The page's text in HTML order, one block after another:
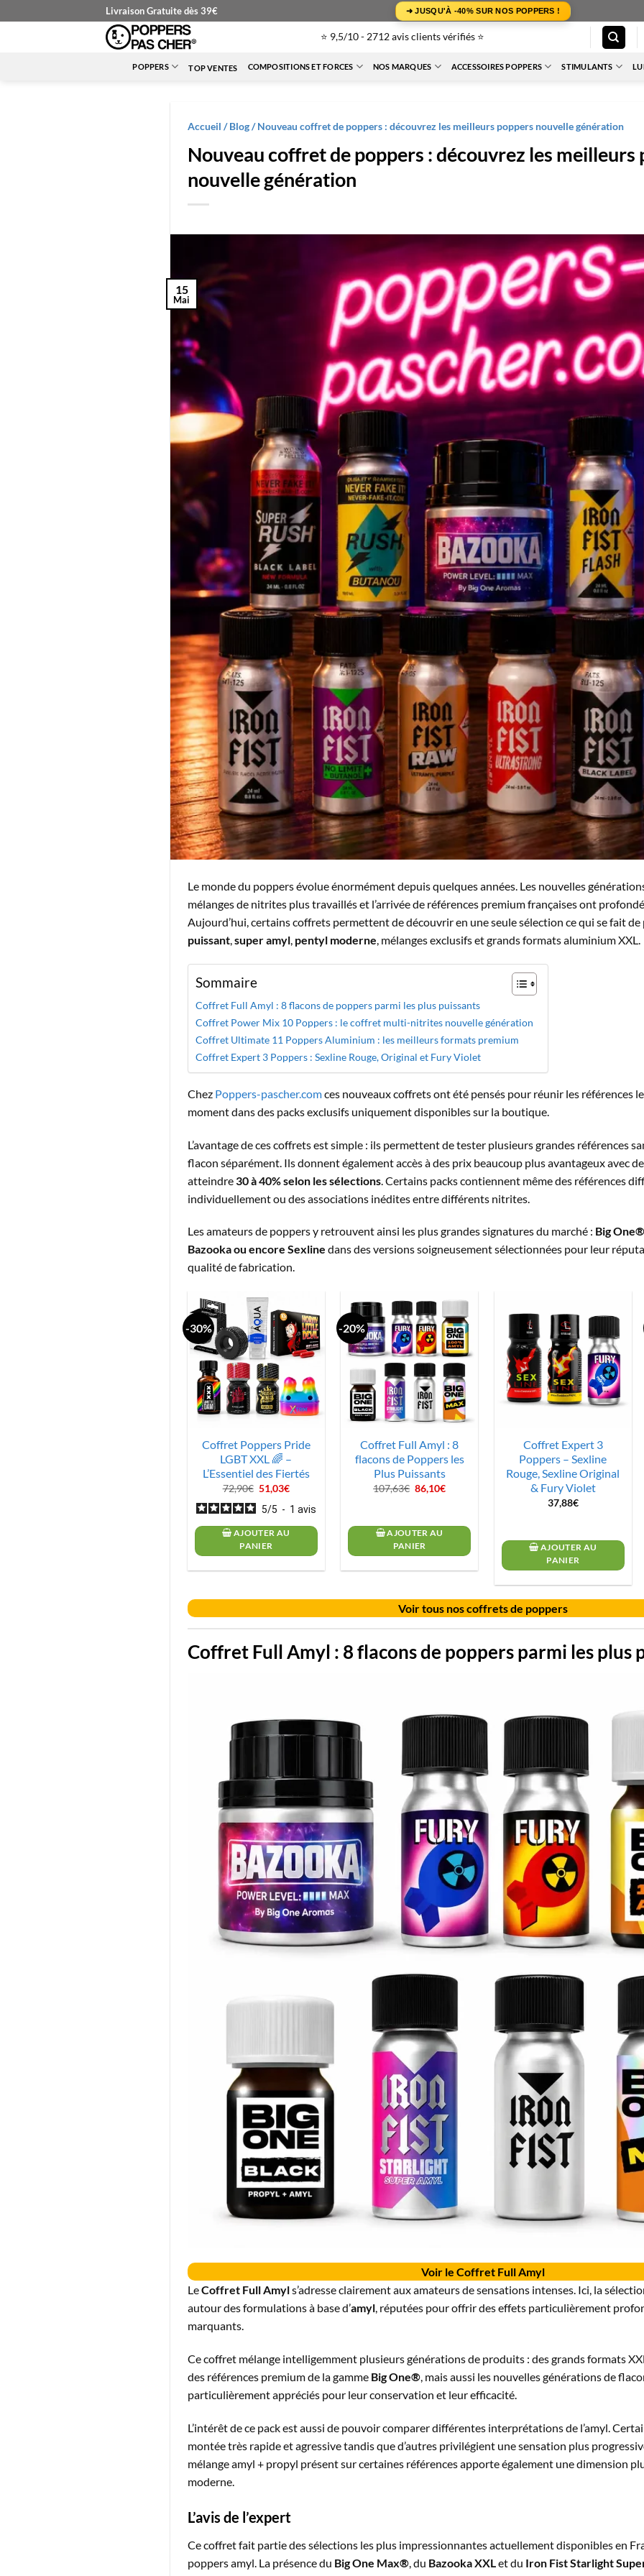
au
Livraison Gratuite dès 39€ ➜ JUSQU'À -40% SUR NOS POPPERS !
⭐ 9,5/10 - 2712 avis clients vérifiés ⭐
POPPERS TOP VENTES COMPOSITIONS ET FORCES NOS MARQUES ACCESSOIRES POPPERS STIMULANTS
Accueil /Blog/Nouveau coffret de poppers : découvrez les meilleurs poppers nouvelle génération
Nouveau coffret de poppers : découvrez les meilleurs
nouvelle génération
15
Mai
Le monde du poppers évolue énormément depuis quelques années. Les nouvelles
mélanges de nitrites plus travaillés et l’arrivée de références premium françaises ont
Aujourd’hui, certains coffrets permettent de découvrir en une seule sélection ce qui se fait de
puissant,super amyl, pentyl moderne, mélanges exclusifs et grands formats aluminium XXL.
Sommaire
Coffret Full Amyl : 8 flacons de poppers parmi les plus puissants
Coffret Power Mix 10 Poppers : le coffret multi-nitrites nouvelle génération
Coffret Ultimate 11 Poppers Aluminium : les meilleurs formats premium
Coffret Expert 3 Poppers : Sexline Rouge, Original et Fury Violet
Chez Poppers-pascher.comces nouveaux coffrets ont été pensés pour réunir les références
moment dans des packs exclusifs uniquement disponibles sur la boutique.
L’avantage de ces coffrets est simple : ils permettent de tester plusieurs grandes références
flacon séparément. Ils donnent également accès à des prix beaucoup plus avantageux avec
atteindre 30 à 40% selon les sélections . Certains packs contiennent même des références
individuellement ou des associations inédites entre différents nitrites.
Les amateurs de poppers y retrouvent ainsi les plus grandes signatures du marché : Big
Bazooka ou encore Sexline dans des versions soigneusement sélectionnées pour leur
qualité de fabrication.
-30%
Coffret Poppers Pride
LGBT XXL 🌈 –
L’Essentiel des Fiertés
72,90€ Le
prix
initial
était :
72,90€.
51,03€Le
actuel
51,03€.
5/5 - 1 avis
AJOUTER AU
PANIER
-20%
Coffret Full Amyl : 8
flacons de Poppers les
Plus Puissants
107,63€ Le
prix
107,63€.
86,10€Le
86,10€.
AJOUTER AU
PANIER
Coffret Expert 3
Poppers – Sexline
Rouge, Sexline Original
& Fury Violet
37,88€
AJOUTER AU
PANIER
Voir tous nos coffrets de poppers
Coffret Full Amyl : 8 flacons de poppers parmi les plus
Voir le Coffret Full Amyl
LeCoffret Full Amyls’adresse clairement aux amateurs de sensations intenses. Ici, la
autour des formulations à base d’amyl, réputées pour offrir des effets particulièrement
marquants.
Ce coffret mélange intelligemment plusieurs générations de produits : des grands formats
des références premium de la gamme Big One®, mais aussi les nouvelles générations de
particulièrement appréciés pour leur conservation et leur efficacité.
L’intérêt de ce pack est aussi de pouvoir comparer différentes interprétations de l’amyl.
montée très rapide et agressive tandis que d’autres privilégient une sensation plus
mélange amyl + propyl présent sur certaines références apporte également une dimension
moderne.
L’avis de l’expert
Ce coffret fait partie des sélections les plus impressionnantes actuellement disponibles en
poppers amyl. La présence du Big One Max® , du Bazooka XXL et du Iron Fist Starlight